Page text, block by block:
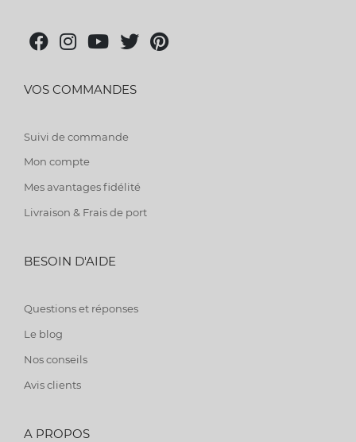
VOS COMMANDES
Suivi de commande
Mon compte
Mes avantages fidélité
Livraison & Frais de port
BESOIN D'AIDE
Questions et réponses
Le blog
Nos conseils
Avis clients
A PROPOS